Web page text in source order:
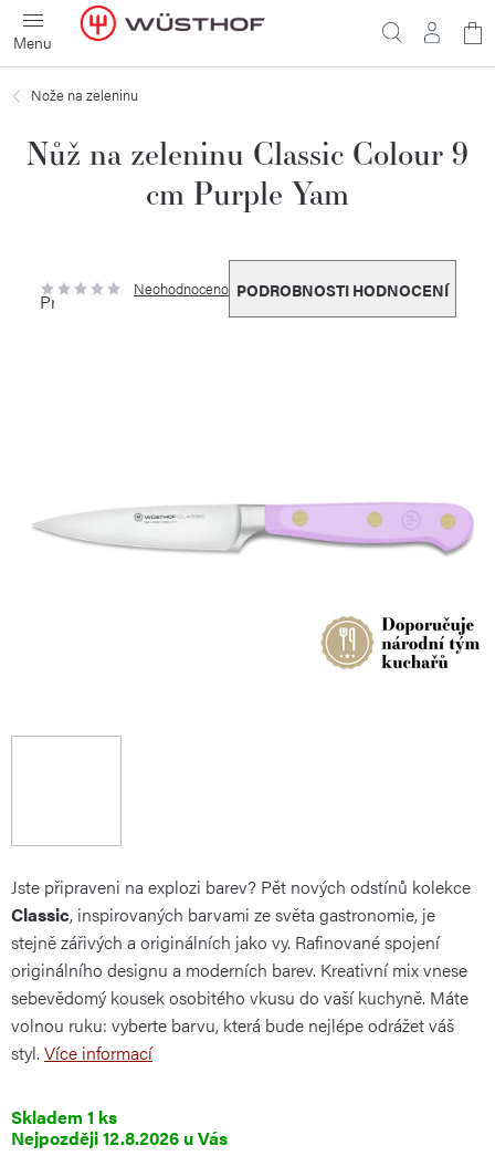
Přejít
na
obsah
Nože na zeleninu
Nůž na zeleninu Classic Colour 9
cm Purple Yam
Průměrné
hodnocení
Neohodnoceno PODROBNOSTI HODNOCENÍ
Jste připraveni na explozi barev? Pět nových odstínů kolekce
Classic, inspirovaných barvami ze světa gastronomie, je
stejně zářivých a originálních jako vy. Rafinované spojení
originálního designu a moderních barev. Kreativní mix vnese
sebevědomý kousek osobitého vkusu do vaší kuchyně. Máte
volnou ruku: vyberte barvu, která bude nejlépe odrážet váš
styl. Více informací
Skladem 1 ks
12.8.2026